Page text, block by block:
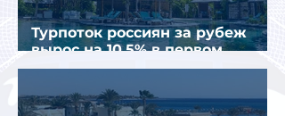
Турпоток россиян за рубеж
вырос на 10,5% в первом
полугодии 2026 года